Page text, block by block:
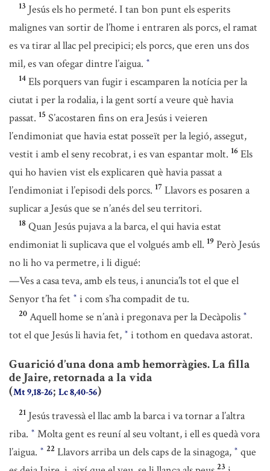
13 Jesús els ho permeté. I tan bon punt els esperits
malignes van sortir de l’home i entraren als porcs, el ramat
es va tirar al llac pel precipici; els porcs, que eren uns dos
mil, es van ofegar dintre l’aigua. *
14 Els porquers van fugir i escamparen la notícia per la
ciutat i per la rodalia, i la gent sortí a veure què havia
passat. 15 S’acostaren fins on era Jesús i veieren
l’endimoniat que havia estat posseït per la legió, assegut,
vestit i amb el seny recobrat, i es van espantar molt. 16 Els
qui ho havien vist els explicaren què havia passat a
l’endimoniat i l’episodi dels porcs. 17 Llavors es posaren a
suplicar a Jesús que se n’anés del seu territori.
18 Quan Jesús pujava a la barca, el qui havia estat
endimoniat li suplicava que el volgués amb ell. 19 Però Jesús
no li ho va permetre, i li digué:
—Ves a casa teva, amb els teus, i anuncia’ls tot el que el
Senyor t’ha fet * i com s’ha compadit de tu.
20 Aquell home se n’anà i pregonava per la Decàpolis *
tot el que Jesús li havia fet, * i tothom en quedava astorat.
Guarició d’una dona amb hemorràgies. La filla
de Jaire, retornada a la vida
(Mt 9,18-26; Lc 8,40-56)
21 Jesús travessà el llac amb la barca i va tornar a l’altra
riba. * Molta gent es reuní al seu voltant, i ell es quedà vora
l’aigua. * 22 Llavors arriba un dels caps de la sinagoga, * que
23